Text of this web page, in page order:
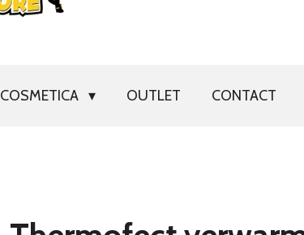
COSMETICA OUTLET CONTACT